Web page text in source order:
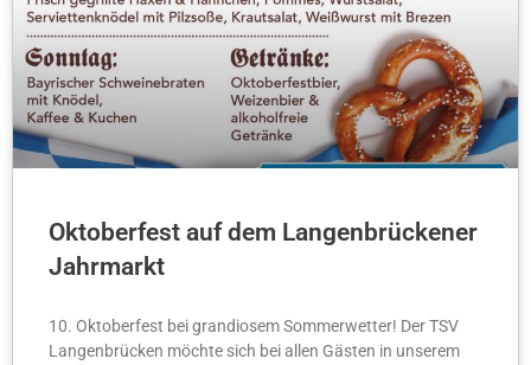
Oktoberfest auf dem Langenbrückener
Jahrmarkt
10. Oktoberfest bei grandiosem Sommerwetter! Der TSV
Langenbrücken möchte sich bei allen Gästen in unserem